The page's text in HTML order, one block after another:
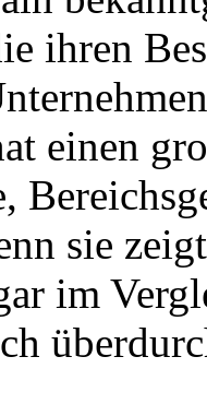
ihren
einen
sie
im